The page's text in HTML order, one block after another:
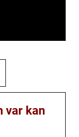
var kan